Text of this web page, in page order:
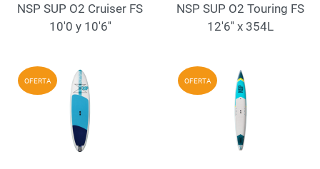
NSP SUP O2 Cruiser FS
10'0 y 10'6''
NSP SUP O2 Touring FS
12'6'' x 354L
OFERTA Add to Wishlist
OFERTA